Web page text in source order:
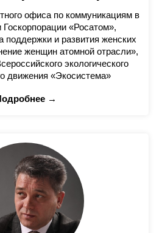
офиса по коммуникациям в
Госкорпорации «Росатом»,
поддержки и развития женских
женщин атомной отрасли»,
экологического
движения «Экосистема»
→